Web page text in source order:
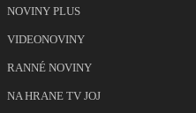
NOVINY PLUS
VIDEONOVINY
RANNÉ NOVINY
NA HRANE TV JOJ